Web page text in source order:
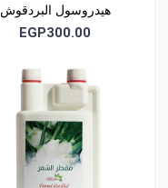
هيدروسول البردقوش
EGP300.00